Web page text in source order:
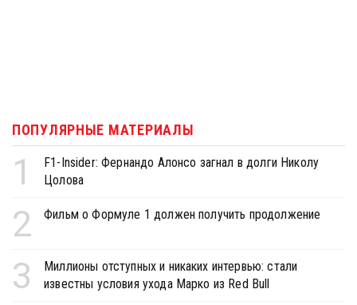
ПОПУЛЯРНЫЕ МАТЕРИАЛЫ
1
F1-Insider: Фернандо Алонсо загнал в долги Николу
Цолова
2 Фильм о Формуле 1 должен получить продолжение
3
Миллионы отступных и никаких интервью: стали
известны условия ухода Марко из Red Bull